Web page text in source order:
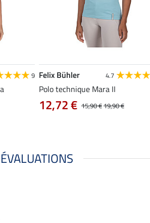
9 Felix Bühler 4.7
Polo technique Mara II
15,90 €19,90 €
12,72 €
ÉVALUATIONS